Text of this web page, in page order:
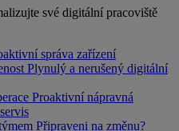
své digitální pracoviště
správa zařízení
Plynulý a nerušený digitální
Proaktivní nápravná
Připraveni na změnu?